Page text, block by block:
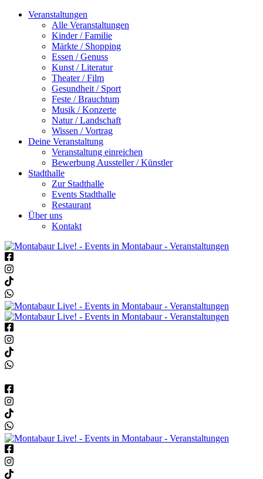
Veranstaltungen
Alle Veranstaltungen
Kinder / Familie
Märkte / Shopping
Essen / Genuss
Kunst / Literatur
Theater / Film
Gesundheit / Sport
Feste / Brauchtum
Musik / Konzerte
Natur / Landschaft
Wissen / Vortrag
Deine Veranstaltung
Veranstaltung einreichen
Bewerbung Aussteller / Künstler
Stadthalle
Zur Stadthalle
Events Stadthalle
Restaurant
Über uns
Kontakt